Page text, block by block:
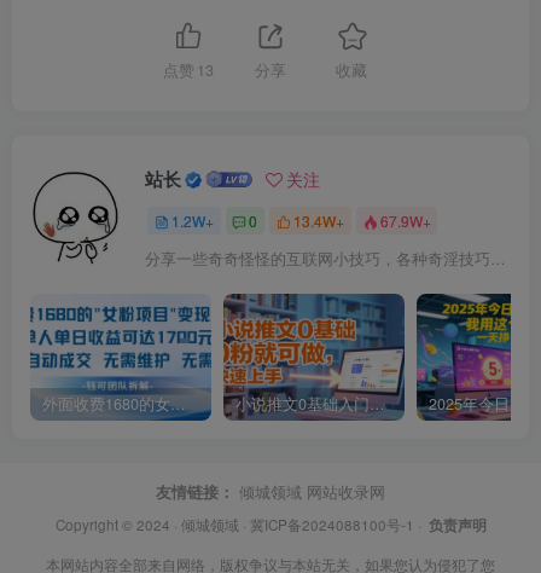
点赞 13 分享 收藏
站长 关注
1.2W+ 0 13.4W+ 67.9W+
外面收费1680的女粉项目变现，单人单日收益可达1.7k，全自动成交无需维护 小说推文0基础入门教程，0粉就可做，快速上手
友情链接： 倾城领域 网站收录网
Copyright © 2024 · 倾城领域 · 冀ICP备2024088100号-1 · 负责声明
本网站内容全部来自网络，版权争议与本站无关，如果您认为侵犯了您